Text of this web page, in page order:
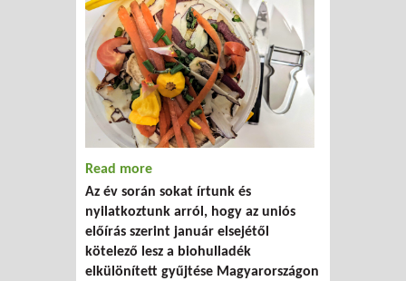
Read more
várt biohulladékos rendelet a jövő évi új
rendszerről
Az év során sokat írtunk és
nyilatkoztunk arról, hogy az uniós
előírás szerint január elsejétől
kötelező lesz a biohulladék
elkülönített gyűjtése Magyarországon